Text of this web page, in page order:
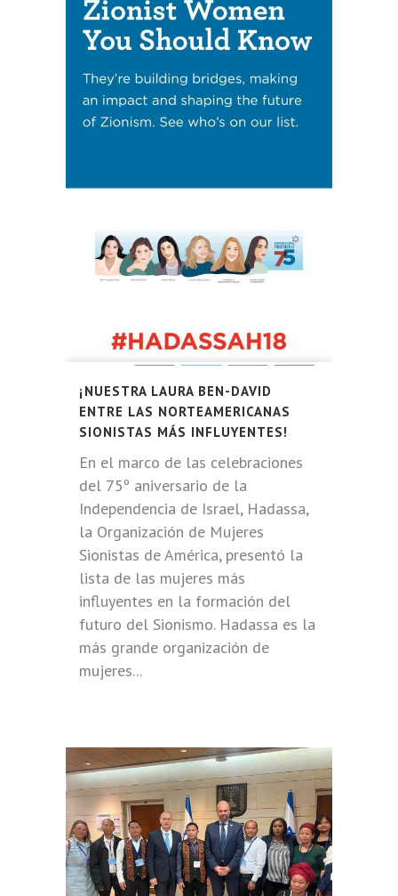
¡NUESTRA LAURA BEN-DAVID
ENTRE LAS NORTEAMERICANAS
SIONISTAS MÁS INFLUYENTES!
En el marco de las celebraciones
del 75º aniversario de la
Independencia de Israel, Hadassa,
la Organización de Mujeres
Sionistas de América, presentó la
lista de las mujeres más
influyentes en la formación del
futuro del Sionismo. Hadassa es la
más grande organización de
mujeres...